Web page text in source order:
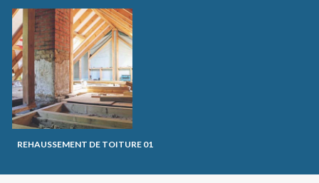
REHAUSSEMENT DE TOITURE 01